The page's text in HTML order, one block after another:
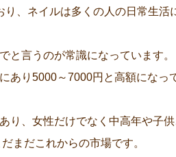
、ネイルは多くの人の日常生
と言うのが常識になっています。
あり5000～7000円と高額になっ
、女性だけでなく中高年や子
まだこれからの市場です。